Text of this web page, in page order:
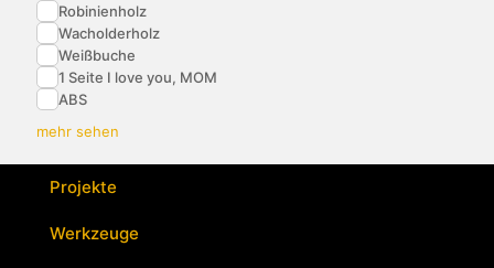
Robinienholz
Wacholderholz
Weißbuche
1 Seite I love you, MOM
ABS
mehr sehen
Projekte
Werkzeuge